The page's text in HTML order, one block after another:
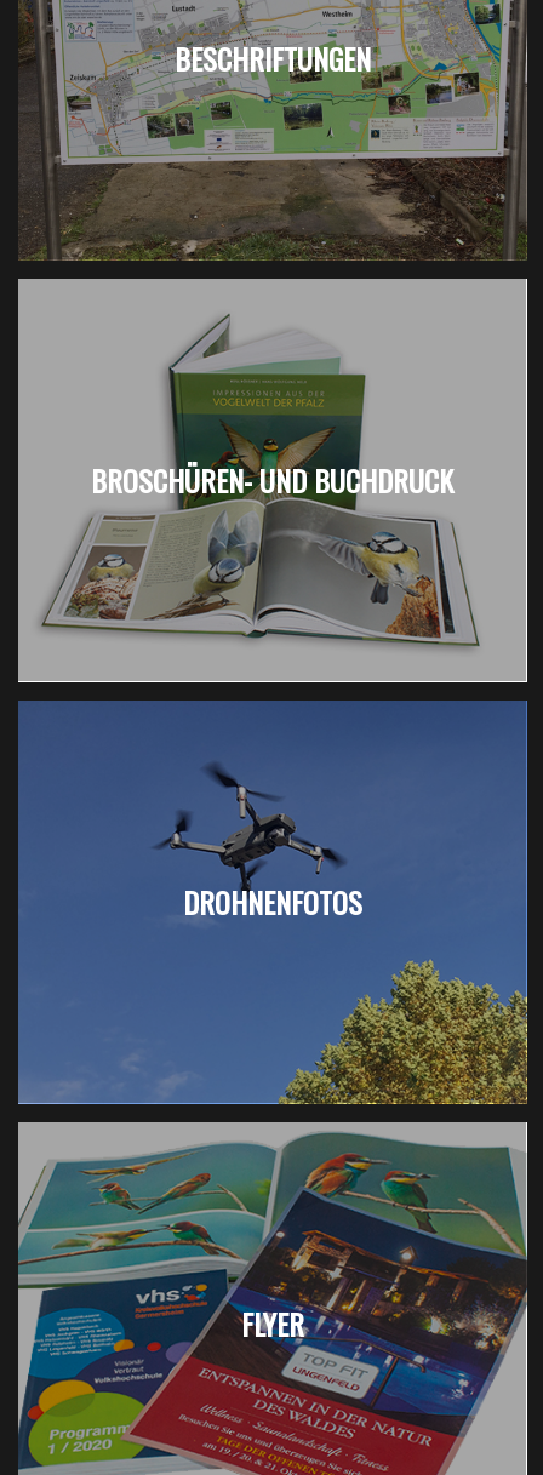
BESCHRIFTUNGEN
BROSCHÜREN- UND BUCHDRUCK
DROHNENFOTOS
FLYER